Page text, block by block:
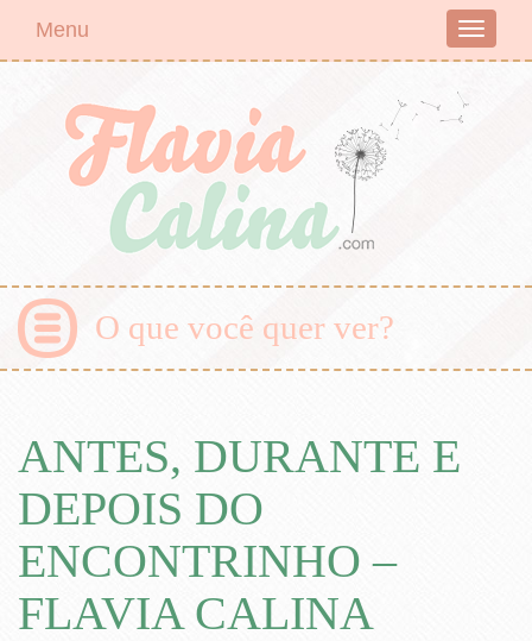
Toggle
Menu
O que você quer ver?
ANTES, DURANTE E
DEPOIS DO
ENCONTRINHO –
FLAVIA CALINA